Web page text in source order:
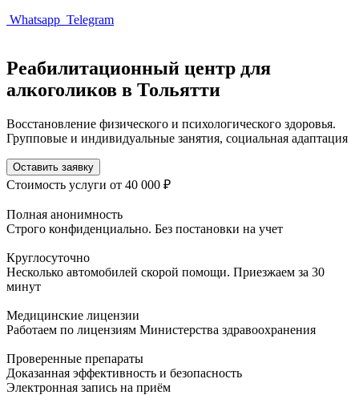
Whatsapp Telegram
Реабилитационный центр для
алкоголиков в Тольятти
Восстановление физического и психологического здоровья.
Групповые и индивидуальные занятия, социальная адаптация
Оставить заявку
Стоимость услуги от 40 000 ₽
Полная анонимность
Строго конфиденциально. Без постановки на учет
Круглосуточно
Несколько автомобилей скорой помощи. Приезжаем за 30
минут
Медицинские лицензии
Работаем по лицензиям Министерства здравоохранения
Проверенные препараты
Доказанная эффективность и безопасность
Электронная запись на приём